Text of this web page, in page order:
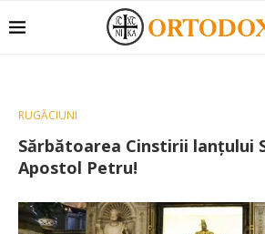
RUGĂCIUNI
Sărbătoarea Cinstirii lanţului
Apostol Petru!